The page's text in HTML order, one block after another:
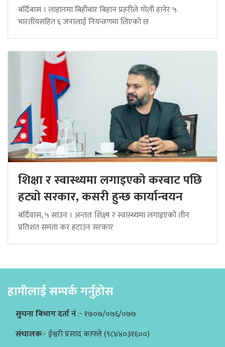
बर्दिबास । लाहानमा बिहीबार बिहान प्रहरीले गोली हानेर ५
भारतीयसहित ६ जनालाई नियन्त्रणमा लिएको छ
शिक्षा र स्वास्थ्यमा लगाइएको करबाट पछि
हट्यो सरकार, कसरी हुन्छ कार्यान्वयन
बर्दिवास, ५ साउन । अन्ततः शिक्ष्ष र स्वास्थ्यमा लगाइएको तीन
प्रतिशत समता कर हटाउन सरकार
हामीलाई सम्पर्क गर्नुहोस
सुचना बिभाग दर्ता नं:- १७०७/०७६/०७७
संचालक:- ईश्वरी प्रसाद काफ्ले (९८४४०३१६००)